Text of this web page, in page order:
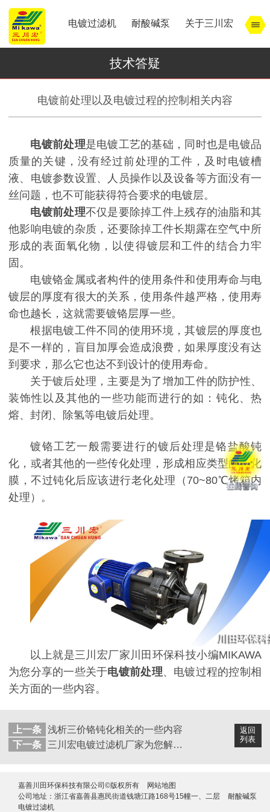
电镀过滤机 耐酸碱泵 关于三川宏
技术答疑
电镀前处理以及电镀过程的控制相关内容
电镀前处理是电镀工艺的基础，同时也是电镀品
质量的关键，没有经过前处理的工件，及时电镀槽
液、电镀参数设置、人员操作以及设备等方面没有一
丝问题，也不可能获得符合要求的电镀层。
电镀前处理不仅是要除掉工件上残存的油脂和其
他影响电镀的杂质，还要除掉工件长期露在空气中所
形成的表面氧化物，以使得镀层和工件的结合力牢
固。
电镀铬金属或者构件的使用条件和使用寿命与电
镀层的厚度有很大的关系，使用条件越严格，使用寿
命也越长，这就需要镀铬层厚一些。
根据电镀工件不同的使用环境，其镀层的厚度也
是不一样的，盲目加厚会造成浪费，如果厚度没有达
到要求，那么它也达不到设计的使用寿命。
关于镀后处理，主要是为了增加工件的防护性、
装饰性以及其他的一些功能而进行的如：钝化、热
熔、封闭、除氢等电镀后处理。
镀铬工艺一般需要进行的镀后处理是铬盐酸钝
化，或者其他的一些传化处理，形成相应类型的转化
膜，不过钝化后应该进行老化处理（70~80℃烤箱内
处理）。
以上就是三川宏厂家川田环保科技小编MIKAWA
为您分享的一些关于电镀前处理、电镀过程的控制相
关方面的一些内容。
返回
列表
上一条 浅析三价铬钝化相关的一些内容
下一条
三川宏电镀过滤机厂家为您解析重镍和微孔电镀铬的工艺条件
嘉善川田环保科技有限公司©版权所有
网站地图
公司地址：浙江省嘉善县惠民街道钱塘江路168号15幢一、二层
耐酸碱泵
电镀过滤机